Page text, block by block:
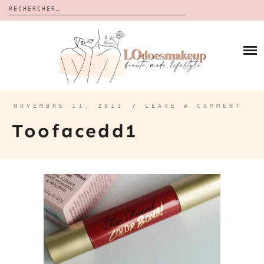
Rechercher :
CALENDRIERS DE L’AVENT
BON PLAN
À PROPOS
CONTACT
NOVEMBRE 11, 2013 / LEAVE A COMMENT
Toofacedd1